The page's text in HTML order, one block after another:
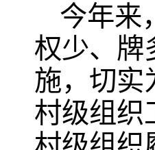
今年来
权少、牌
施，切实
村级组织